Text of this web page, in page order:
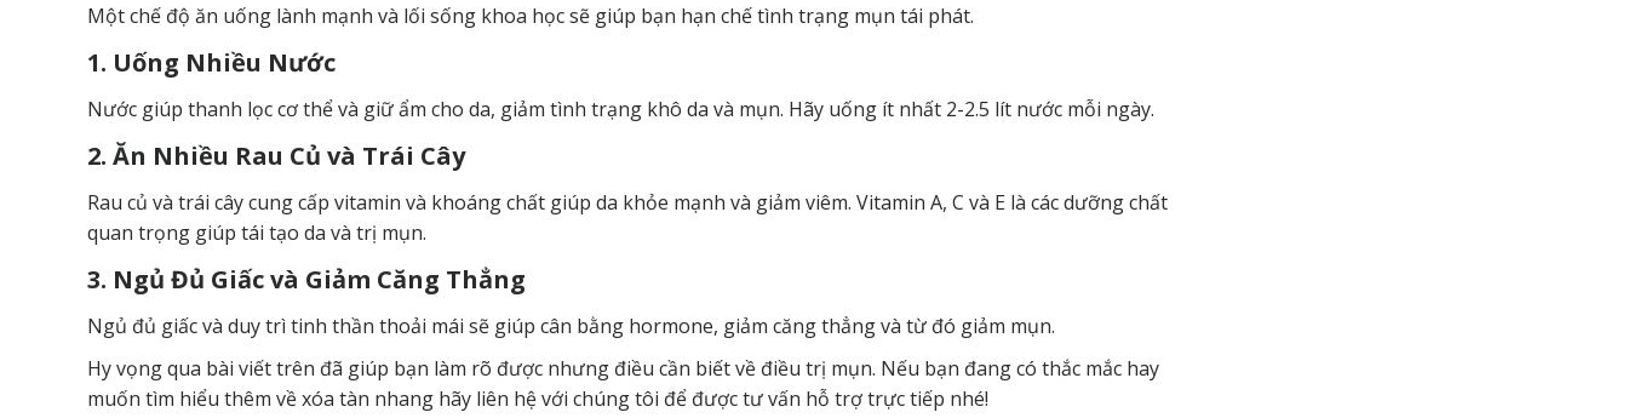
Một chế độ ăn uống lành mạnh và lối sống khoa học sẽ giúp bạn hạn chế tình trạng mụn tái phát.
1. Uống Nhiều Nước
Nước giúp thanh lọc cơ thể và giữ ẩm cho da, giảm tình trạng khô da và mụn. Hãy uống ít nhất 2-2.5 lít nước mỗi ngày.
2. Ăn Nhiều Rau Củ và Trái Cây
Rau củ và trái cây cung cấp vitamin và khoáng chất giúp da khỏe mạnh và giảm viêm. Vitamin A, C và E là các dưỡng chất
quan trọng giúp tái tạo da và trị mụn.
3. Ngủ Đủ Giấc và Giảm Căng Thẳng
Ngủ đủ giấc và duy trì tinh thần thoải mái sẽ giúp cân bằng hormone, giảm căng thẳng và từ đó giảm mụn.
Hy vọng qua bài viết trên đã giúp bạn làm rõ được nhưng điều cần biết về điều trị mụn. Nếu bạn đang có thắc mắc hay
muốn tìm hiểu thêm về xóa tàn nhang hãy liên hệvới chúng tôi để được tư vấn hỗ trợ trực tiếp nhé!